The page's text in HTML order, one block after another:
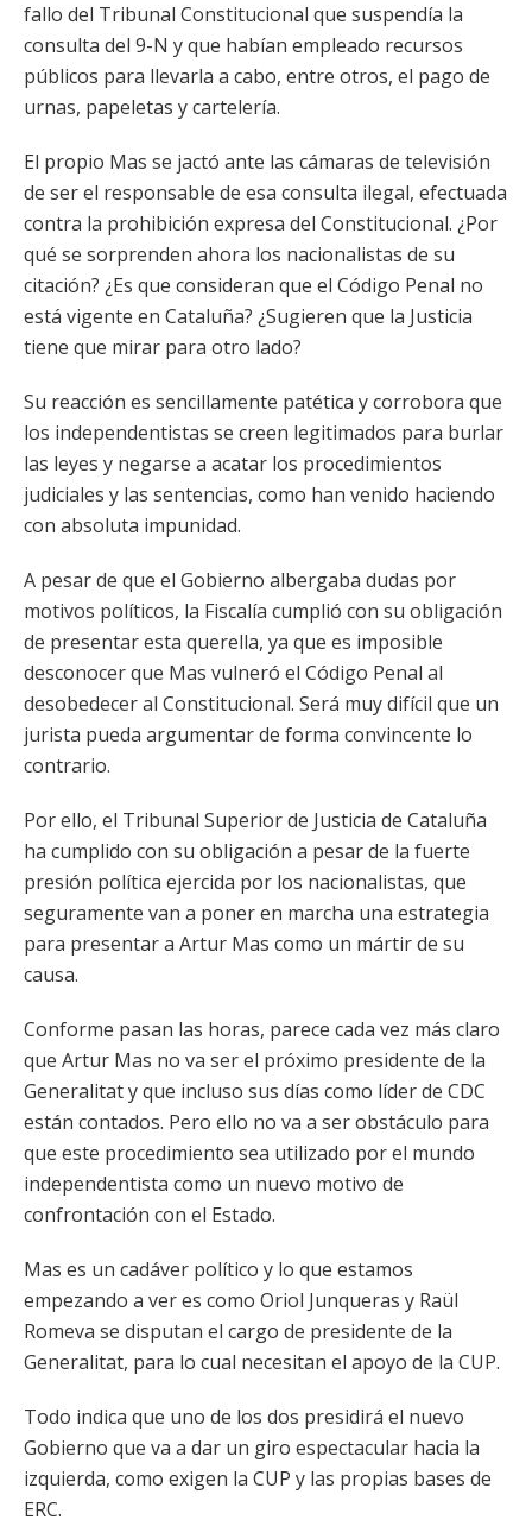
fallo del Tribunal Constitucional que suspendía la
consulta del 9-N y que habían empleado recursos
públicos para llevarla a cabo, entre otros, el pago de
urnas, papeletas y cartelería.
El propio Mas se jactó ante las cámaras de televisión
de ser el responsable de esa consulta ilegal, efectuada
contra la prohibición expresa del Constitucional. ¿Por
qué se sorprenden ahora los nacionalistas de su
citación? ¿Es que consideran que el Código Penal no
está vigente en Cataluña? ¿Sugieren que la Justicia
tiene que mirar para otro lado?
Su reacción es sencillamente patética y corrobora que
los independentistas se creen legitimados para burlar
las leyes y negarse a acatar los procedimientos
judiciales y las sentencias, como han venido haciendo
con absoluta impunidad.
A pesar de que el Gobierno albergaba dudas por
motivos políticos, la Fiscalía cumplió con su obligación
de presentar esta querella, ya que es imposible
desconocer que Mas vulneró el Código Penal al
desobedecer al Constitucional. Será muy difícil que un
jurista pueda argumentar de forma convincente lo
contrario.
Por ello, el Tribunal Superior de Justicia de Cataluña
ha cumplido con su obligación a pesar de la fuerte
presión política ejercida por los nacionalistas, que
seguramente van a poner en marcha una estrategia
para presentar a Artur Mas como un mártir de su
causa.
Conforme pasan las horas, parece cada vez más claro
que Artur Mas no va ser el próximo presidente de la
Generalitat y que incluso sus días como líder de CDC
están contados. Pero ello no va a ser obstáculo para
que este procedimiento sea utilizado por el mundo
independentista como un nuevo motivo de
confrontación con el Estado.
Mas es un cadáver político y lo que estamos
empezando a ver es como Oriol Junqueras y Raül
Romeva se disputan el cargo de presidente de la
Generalitat, para lo cual necesitan el apoyo de la CUP.
Todo indica que uno de los dos presidirá el nuevo
Gobierno que va a dar un giro espectacular hacia la
izquierda, como exigen la CUP y las propias bases de
ERC.